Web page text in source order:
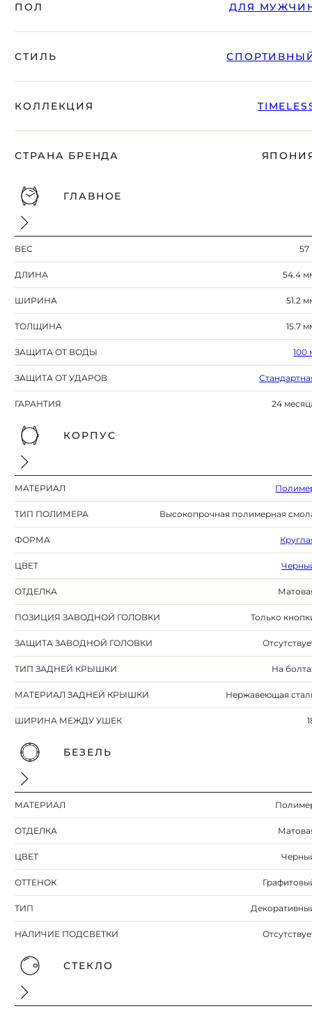
ПОЛ ДЛЯ
СТИЛЬ
КОЛЛЕКЦИЯ
СТРАНА БРЕНДА
ГЛАВНОЕ
ВЕС 57
ДЛИНА 54.4
ШИРИНА 51.2
ТОЛЩИНА 15.7
ЗАЩИТА ОТ ВОДЫ 100
ЗАЩИТА ОТ УДАРОВ
ГАРАНТИЯ 24
КОРПУС
МАТЕРИАЛ
ТИП ПОЛИМЕРА Высокопрочная полимерная
ФОРМА
ЦВЕТ
ОТДЕЛКА
ПОЗИЦИЯ ЗАВОДНОЙ ГОЛОВКИ Только
ЗАЩИТА ЗАВОДНОЙ ГОЛОВКИ
ТИП ЗАДНЕЙ КРЫШКИ На
МАТЕРИАЛ ЗАДНЕЙ КРЫШКИ Нержавеющая
ШИРИНА МЕЖДУ УШЕК
БЕЗЕЛЬ
МАТЕРИАЛ
ОТДЕЛКА
ЦВЕТ
ОТТЕНОК
ТИП
НАЛИЧИЕ ПОДСВЕТКИ
СТЕКЛО